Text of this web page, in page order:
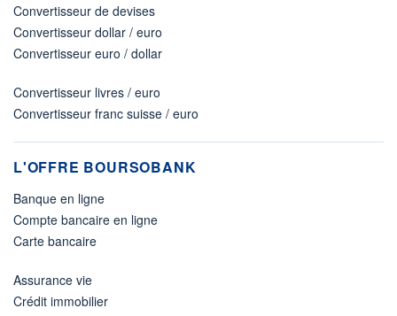
Convertisseur de devises
Convertisseur dollar / euro
Convertisseur euro / dollar
Convertisseur livres / euro
Convertisseur franc suisse / euro
L'OFFRE BOURSOBANK
Banque en ligne
Compte bancaire en ligne
Carte bancaire
Assurance vie
Crédit immobilier